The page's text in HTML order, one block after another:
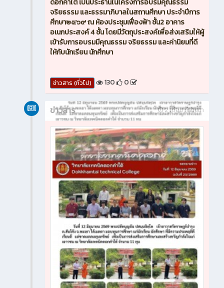
ดอกคำใต้ เป็นประธานในโครงการอบรมคุณธรรม
จริยธรรม และธรรมาภิบาลในสถานศึกษา ประจำปีการ
ศึกษา๒๕๖๙ ณ ห้องประชุมเฟื่องฟ้า ชั้น2 อาคาร
อเนกประสงค์ 4 ชั้น โดยมีวัตถุประสงค์เพื่อส่งเสริมให้ผู้
เข้ารับการอบรมมีคุณธรรม จริยธรรม และค่านิยมที่ดี
ให้กับนักเรียน นักศึกษา
ข่าวสาร (ทั่วไป) 130 0
2 เดือน ที่ผ่านมา
ข่าวสาร